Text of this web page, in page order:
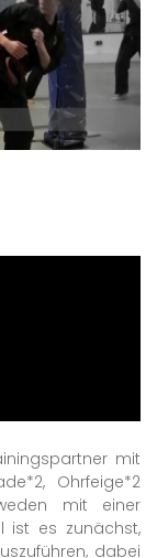
mit
Ohrfeige*2
mit einer
ist es zunächst,
dabei